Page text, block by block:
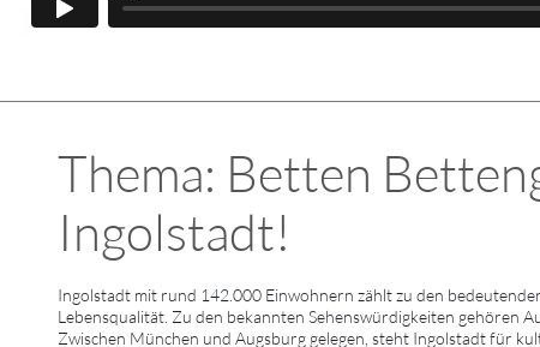
Thema: Betten
Ingolstadt!
Ingolstadt mit rund 142.000 Einwohnern zählt zu den
Lebensqualität. Zu den bekannten Sehenswürdigkeiten gehören
Zwischen München und Augsburg gelegen, steht Ingolstadt für